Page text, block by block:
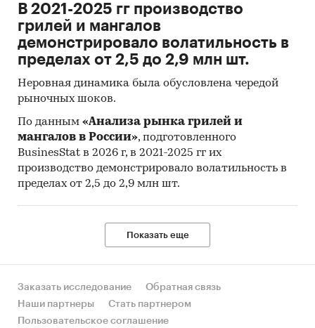
В 2021-2025 гг производство
грилей и мангалов
демонстрировало волатильность в
пределах от 2,5 до 2,9 млн шт.
Неровная динамика была обусловлена чередой
рыночных шоков.
По данным «Анализа рынка грилей и
мангалов в России», подготовленного
BusinesStat в 2026 г, в 2021-2025 гг их
производство демонстрировало волатильность в
пределах от 2,5 до 2,9 млн шт.
Показать еще
Заказать исследование
Обратная связь
Наши партнеры
Стать партнером
Пользовательское соглашение